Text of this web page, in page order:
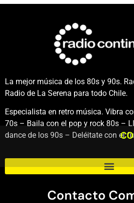
La mejor música de los 80s y 90s.
Radio de La Serena para todo Chile.
Especialista en retro música. Vibra
70s – Baila con el pop y rock 80s –
dance de los 90s – Deléitate con el
Contacto